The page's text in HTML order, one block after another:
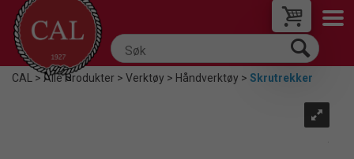
CAL >Alle Produkter>Verktøy>Håndverktøy>Skrutrekker